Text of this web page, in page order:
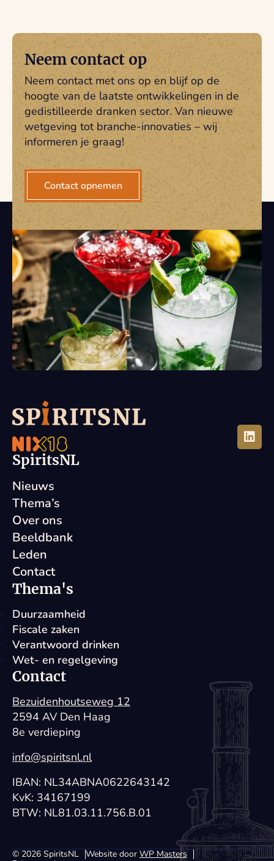
Neem contact op
Neem contact met ons op en blijf op de
hoogte van de laatste ontwikkelingen in de
gedistilleerde dranken sector. Van nieuwe
wetgeving tot branche-innovaties – wij
informeren je graag!
Contact opnemen
SpiritsNL
Nieuws
Thema’s
Over ons
Beeldbank
Leden
Contact
Thema's
Duurzaamheid
Fiscale zaken
Verantwoord drinken
Wet- en regelgeving
Contact
Bezuidenhoutseweg 12
2594 AV Den Haag
8e verdieping
info@spiritsnl.nl
IBAN: NL34ABNA0622643142
KvK: 34167199
BTW: NL81.03.11.756.B.01
© 2026 SpiritsNL Website door WP Masters